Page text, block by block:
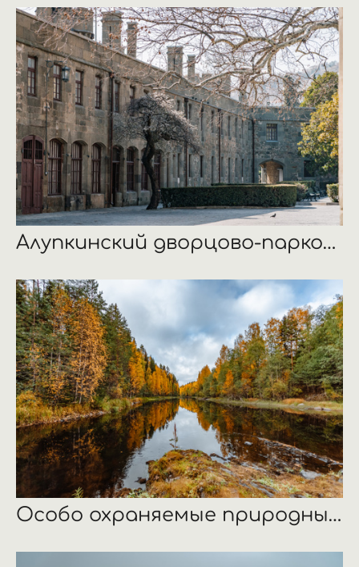
Алупкинский дворцово-парковый музей-заповедник, Республика Крым
Особо охраняемые природные территории Республики Карелии